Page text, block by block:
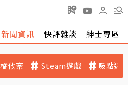
新聞資訊 快評雜談 紳士專區
橘攸奈 Steam遊戲 吸點迷